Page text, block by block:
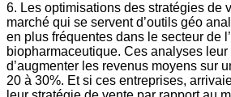
6. Les optimisations des stratégies de
marché qui se servent d’outils géo
en plus fréquentes dans le secteur de
biopharmaceutique. Ces analyses leur
d’augmenter les revenus moyens sur
20 à 30%. Et si ces entreprises,